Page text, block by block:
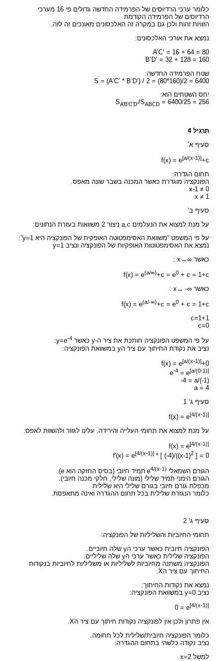
כלומר ערכי הרדיוסים של הפרמידה החדשה גדולים פי 16 מערכי
הרדיוסים של הפרמידה הקודמת.
הזוויות זהות ולכן גם במקרה זה האלכסונים מאונכים זה לזה.
נמצא את אורכי האלכסונים:
A’C’ = 16 + 64 = 80
B’D’ = 32 + 128 = 160
שטח הפרמידה החדשה:
S = (A’C’ * B’D’) / 2 = (80*160)/2 = 6400
יחס השטחים הוא:
SA’B’C’D’/SABCD = 6400/25 = 256
תרגיל 4
סעיף א’
f(x) = e[a/(x-1)]+c
תחום הגדרה:
הפונקציה מוגדרת כאשר המכנה בשבר שונה מאפס.
x-1 ≠ 0
x ≠ 1
סעיף ב’
על מנת למצוא את הנעלמים a,c ניצור 2 משוואות בעזרת הנתונים:
על פי המשפט “משוואת האסימפטוטה האופקית של הפונקציה היא y=1”:
נמצא את האסימפטוטות האופקיות של הפונקציה ונציב y=1
כאשר ∞→x :
f(x) = e(a/∞)+c = e0 + c = 1+c
כאשר ∞- →x :
f(x) = e(a/-∞)+c = e0 + c = 1+c
1+c=1
c=0
על פי המשפט הפונקציה חותכת את ציר ה-y כאשר y=e -4
:
נציב את נקודת החיתוך עם ציר הy במשוואת הפונקציה:
f(x) = e[a/(x-1)]+0
e-4 = e[a/(0-1)]
-4 = a/(-1)
a = 4
סעיף ג’ 1
f(x) = e[4/(x-1)]
על מנת למצוא את תחומי העלייה והירידה, עלינו לגזור ולהשוות לאפס:
f(x) = e[4/(x-1)]
f'(x) = e[4/(x-1)]* [ (-4)/((x-1)2 ] = 0
הגורם השמאלי (
e4/(x-1
תמיד חיובי (בסיס החזקה הוא e).
הגורם הימני תמיד שלילי (מונה שלילי, חלקי מכנה חיובי).
מכפלת גורם חיובי בגורם שלילי היא שלילית
כלומר הנגזרת שלילית בכל תחום ההגדרה ואינה מתאפסת.
סעיף ג’ 2
תחומי החיוביות והשליליות של הפונקציה:
הפונקציה חיובית כאשר ערכי הy שלה חיוביים.
הפונקציה שלילית כאשר ערכי הy שלה שליליים.
הפונקציה משתנה מחיוביות לשליליות או משליליות לחיוביות בנקודות
החיתוך עם ציר הX.
נמצא את נקודות החיתוך:
נציב y=0 במשוואת הפונקציה:
0 = e[4/(x-1)]
אין פתרון ולכן אין לפונקציה נקודות חיתוך עם ציר הX.
כלומר הפונקציה חיובית/שלילית לכל תחומה.
נציב נקודה כלשהי בתחום ההגדרה:
למשל x=2